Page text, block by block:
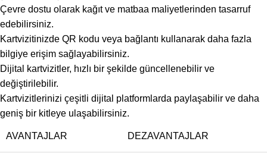
Çevre dostu olarak kağıt ve matbaa maliyetlerinden tasarruf
edebilirsiniz.
Kartvizitinizde QR kodu veya bağlantı kullanarak daha fazla
bilgiye erişim sağlayabilirsiniz.
Dijital kartvizitler, hızlı bir şekilde güncellenebilir ve
değiştirilebilir.
Kartvizitlerinizi çeşitli dijital platformlarda paylaşabilir ve daha
geniş bir kitleye ulaşabilirsiniz.
AVANTAJLAR DEZAVANTAJLAR